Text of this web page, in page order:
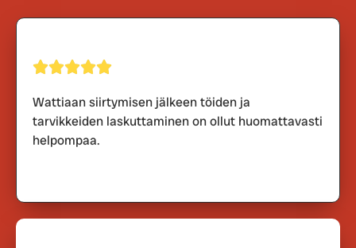
Wattiaan siirtymisen jälkeen töiden ja
tarvikkeiden laskuttaminen on ollut huomattavasti
helpompaa.